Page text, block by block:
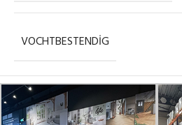
VOCHTBESTENDIG